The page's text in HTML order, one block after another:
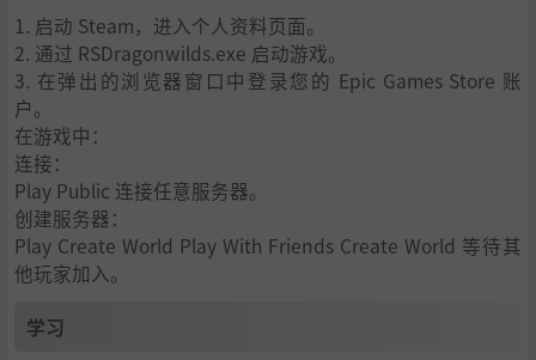
《符文世界：龙之荒野》于 2024 年底启动 Alpha 测试，预
计 2025 年春季开启抢先体验。从此刻起，我们这支英雄小
队将以玩家反馈为核心，持续推进游戏开发。
*中国的冒险家也不要担心，我们正在努力的开发中文本地
化，希望可以尽快让你们享受旅程。
本作目前处于抢先体验阶段，目前尚未开发完成，在开发过
程中可能会发生较大变化。欲了解更多关于 Steam 抢先体验
的信息，请访问 Steam 抢先体验常见问题页面。
1. 启动 Steam，进入个人资料页面。
2. 通过 RSDragonwilds.exe 启动游戏。
3. 在弹出的浏览器窗口中登录您的 Epic Games Store 账
户。
在游戏中：
连接：
Play Public 连接任意服务器。
创建服务器：
Play Create World Play With Friends Create World 等待其
他玩家加入。
学习